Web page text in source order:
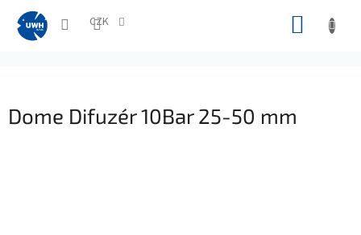
obsah
CZK
Dome Difuzér 10Bar 25-50 mm